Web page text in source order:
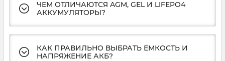
ЧЕМ ОТЛИЧАЮТСЯ AGM, GEL И LIFEPO4
АККУМУЛЯТОРЫ?
КАК ПРАВИЛЬНО ВЫБРАТЬ ЕМКОСТЬ И
НАПРЯЖЕНИЕ АКБ?